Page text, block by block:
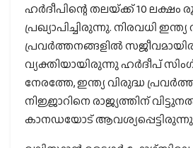
ഹർദീപിന്റെ തലയ്‌ക്ക് 10 ലക്ഷം
പ്രഖ്യാപിച്ചിരുന്നു. നിരവധി ഇന്ത്യ
പ്രവര്‍ത്തനങ്ങളില്‍
വ്യക്തിയായിരുന്നു ഹര്‍ദീപ്
നേരത്തേ, ഇന്ത്യ വിരുദ്ധ
നിജ്ജാറിനെ രാജ്യത്തിന്
കാനഡയോട്